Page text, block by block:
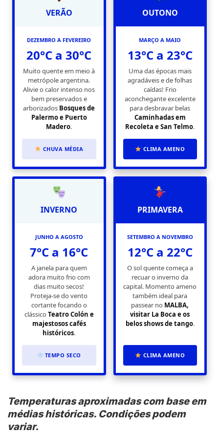
VERÃO
DEZEMBRO A FEVEREIRO
20°C a 30°C
Muito quente em meio à
metrópole argentina.
Alivie o calor intenso nos
bem preservados e
arborizados Bosques de
Palermo e Puerto
Madero.
CHUVA MÉDIA
OUTONO
MARÇO A MAIO
13°C a 23°C
Uma das épocas mais
agradáveis e de folhas
caídas! Frio
aconchegante excelente
para desbravar belas
Caminhadas em
Recoleta e San Telmo.
CLIMA AMENO
INVERNO
JUNHO A AGOSTO
7°C a 16°C
A janela para quem
adora muito frio com
dias muito secos!
Proteja-se do vento
cortante focando o
clássico Teatro Colón e
majestosos cafés
históricos.
TEMPO SECO
PRIMAVERA
SETEMBRO A NOVEMBRO
12°C a 22°C
O sol quente começa a
recuar o inverno da
capital. Momento ameno
também ideal para
passear no MALBA,
visitar La Boca e os
belos shows de tango.
CLIMA AMENO
Temperaturas aproximadas com base em
médias históricas. Condições podem
variar.